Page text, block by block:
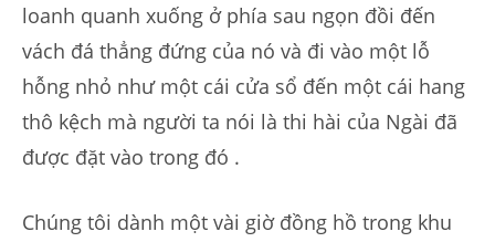
loanh quanh xuống ở phía sau ngọn đồi đến
vách đá thẳng đứng của nó và đi vào một lỗ
hỗng nhỏ như một cái cửa sổ đến một cái hang
thô kệch mà người ta nói là thi hài của Ngài đã
được đặt vào trong đó .
Chúng tôi dành một vài giờ đồng hồ trong khu